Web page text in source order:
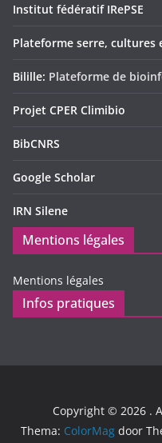
Institut fédératif IRePSE
Plateforme serre,
Bilille: Plateforme de
Projet CPER Climibio
BibCNRS
Google Scholar
IRN Silene
Mentions légales
Mentions légales
Infos pratiques
Copyright © 2026 .
Thema: ColorMagdoor